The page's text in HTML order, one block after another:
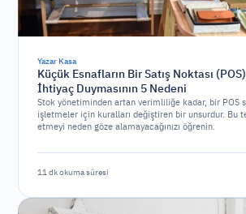
Yazar Kasa
Küçük Esnafların Bir Satış Noktası
İhtiyaç Duymasının 5 Nedeni
Stok yönetiminden artan verimliliğe kadar, bir POS
işletmeler için kuralları değiştiren bir unsurdur. Bu
etmeyi neden göze alamayacağınızı öğrenin.
11 dk okuma süresi